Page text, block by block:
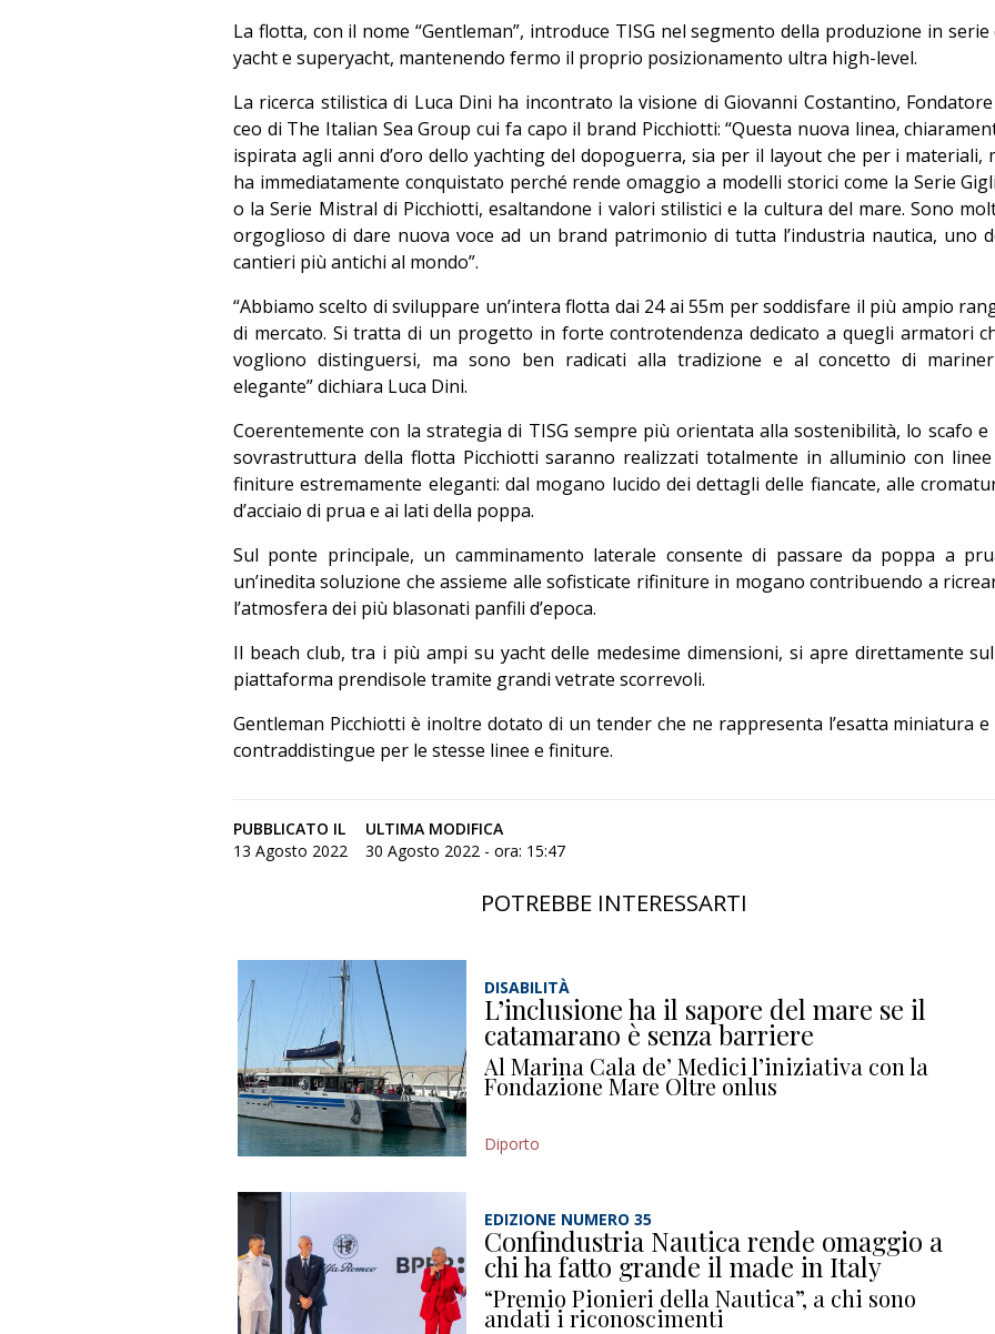
La flotta, con il nome “Gentleman”, introduce TISG nel segmento della produzione in serie
yacht e superyacht, mantenendo fermo il proprio posizionamento ultra high-level.
La ricerca stilistica di Luca Dini ha incontrato la visione di Giovanni Costantino,
ceo di The Italian Sea Group cui fa capo il brand Picchiotti: “Questa nuova linea,
ispirata agli anni d’oro dello yachting del dopoguerra, sia per il layout che per i materiali,
ha immediatamente conquistato perché rende omaggio a modelli storici come la Serie
o la Serie Mistral di Picchiotti, esaltandone i valori stilistici e la cultura del mare. Sono
orgoglioso di dare nuova voce ad un brand patrimonio di tutta l’industria nautica, uno
cantieri più antichi al mondo”.
“Abbiamo scelto di sviluppare un’intera flotta dai 24 ai 55m per soddisfare il più ampio
di mercato. Si tratta di un progetto in forte controtendenza dedicato a quegli armatori
vogliono distinguersi, ma sono ben radicati alla tradizione e al concetto di
elegante” dichiara Luca Dini.
Coerentemente con la strategia di TISG sempre più orientata alla sostenibilità, lo scafo e
sovrastruttura della flotta Picchiotti saranno realizzati totalmente in alluminio con
finiture estremamente eleganti: dal mogano lucido dei dettagli delle fiancate, alle
d’acciaio di prua e ai lati della poppa.
Sul ponte principale, un camminamento laterale consente di passare da poppa a
un’inedita soluzione che assieme alle sofisticate rifiniture in mogano contribuendo a
l’atmosfera dei più blasonati panfili d’epoca.
Il beach club, tra i più ampi su yacht delle medesime dimensioni, si apre direttamente
piattaforma prendisole tramite grandi vetrate scorrevoli.
Gentleman Picchiotti è inoltre dotato di un tender che ne rappresenta l’esatta miniatura e
contraddistingue per le stesse linee e finiture.
PUBBLICATO IL
13 Agosto 2022
ULTIMA MODIFICA
30 Agosto 2022 - ora: 15:47
POTREBBE INTERESSARTI
DISABILITÀ
L’inclusione ha il sapore del mare se il
catamarano è senza barriere
Al Marina Cala de’ Medici l’iniziativa con la
Fondazione Mare Oltre onlus
Diporto
EDIZIONE NUMERO 35
Confindustria Nautica rende omaggio a
chi ha fatto grande il made in Italy
“Premio Pionieri della Nautica”, a chi sono
andati i riconoscimenti